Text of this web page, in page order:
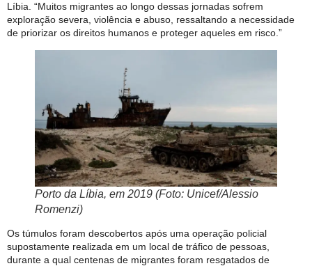
Líbia. “Muitos migrantes ao longo dessas jornadas sofrem
exploração severa, violência e abuso, ressaltando a necessidade
de priorizar os direitos humanos e proteger aqueles em risco.”
Porto da Líbia, em 2019 (Foto: Unicef/Alessio
Romenzi)
Os túmulos foram descobertos após uma operação policial
supostamente realizada em um local de tráfico de pessoas,
durante a qual centenas de migrantes foram resgatados de